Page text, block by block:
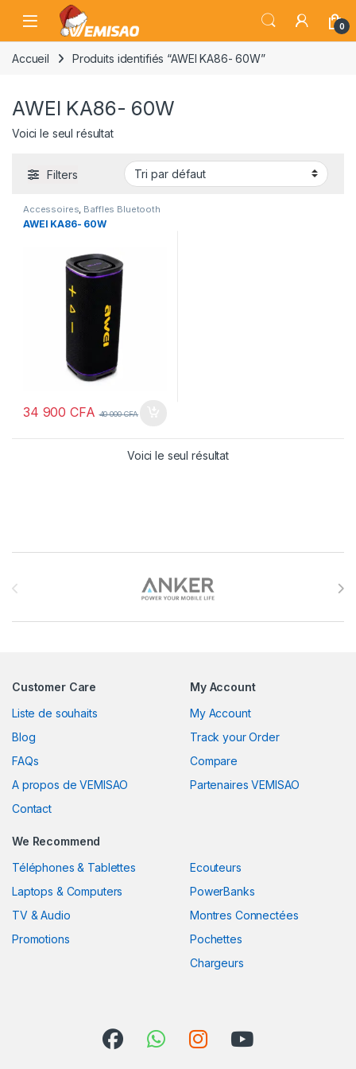
Skip to navigation
Skip to content
Open 0
Accueil Produits identifiés “AWEI KA86- 60W”
AWEI KA86- 60W
Voici le seul résultat
Filters
Accessoires Baffles Bluetooth
AWEI KA86- 60W
34 900CFA 40 000CFA
Voici le seul résultat
Customer Care
Liste de souhaits
Blog
FAQs
A propos de VEMISAO
Contact
My Account
My Account
Track your Order
Compare
Partenaires VEMISAO
We Recommend
Téléphones & Tablettes
Laptops & Computers
TV & Audio
Promotions
Ecouteurs
PowerBanks
Montres Connectées
Pochettes
Chargeurs